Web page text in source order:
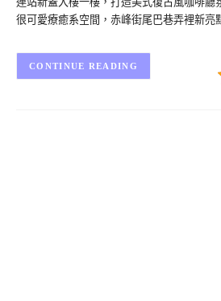
很可愛療癒系空間，赤峰街尾巴巷弄裡新
CONTINUE READING